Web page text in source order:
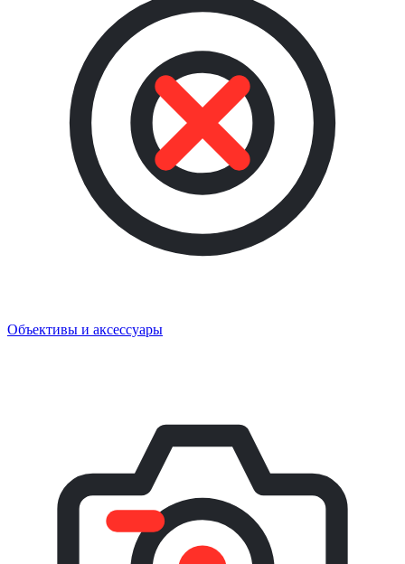
Объективы и аксессуары